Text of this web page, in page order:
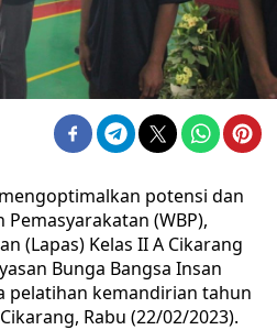
potensi dan
(WBP),
(Lapas) Kelas II A Cikarang
Bunga Bangsa Insan
pelatihan kemandirian tahun
Rabu (22/02/2023).